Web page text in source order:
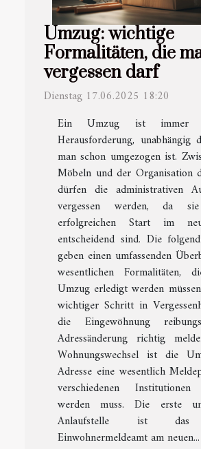
Umzug: wichtige
Formalitäten, die
vergessen darf
Dienstag 17.06.2025 18:20
Ein Umzug ist immer
Herausforderung,
man schon umgezogen ist.
Möbeln und der Organisation
dürfen die administrativen
vergessen werden, da
erfolgreichen Start im
entscheidend sind. Die
geben einen umfassenden
wesentlichen Formalitäten,
Umzug erledigt werden
wichtiger Schritt in
die Eingewöhnung
Adressänderung richtig
Wohnungswechsel ist die
Adresse eine wesentlich
verschiedenen
werden muss. Die erste
Anlaufstelle ist das
Einwohnermeldeamt am neuen...